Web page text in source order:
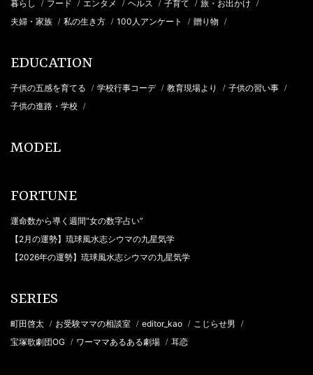
暮らし / フード / エンタメ / ヘルス / 子育て / 旅・お出かけ /
夫婦・家族 / 私の生き方 / 100人アンケート / 贈り物 /
EDUCATION
子供の五感を育てる / 学校行事コーデ / 教育現場より / 子供の習い事 /
子供の進路・学校 /
MODEL
FORTUNE
運命数から導く週間“女の数字占い”
【2月の運勢】琉球風水志シウマの九星気学
【2026年の運勢】琉球風水志シウマの九星気学
SERIES
町田啓太 / お受験ママの相談室 / editor_kao / こじらせ男 /
宝塚歌劇団OG / ワーママあるある劇場 / 耳恋